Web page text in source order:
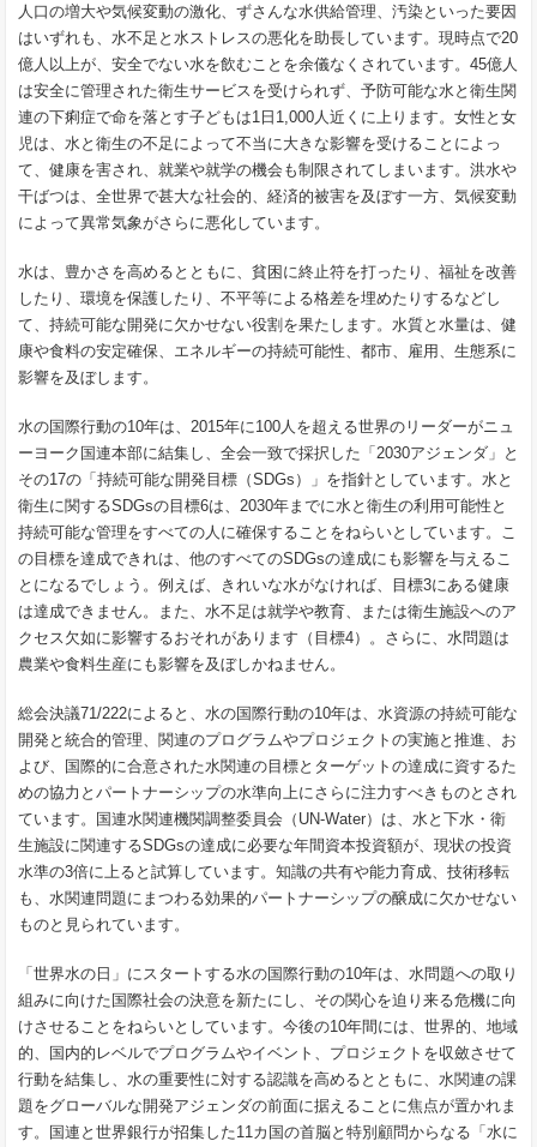
人口の増大や気候変動の激化、ずさんな水供給管理、汚染といった要因
はいずれも、水不足と水ストレスの悪化を助長しています。現時点で20
億人以上が、安全でない水を飲むことを余儀なくされています。45億人
は安全に管理された衛生サービスを受けられず、予防可能な水と衛生関
連の下痢症で命を落とす子どもは1日1,000人近くに上ります。女性と女
児は、水と衛生の不足によって不当に大きな影響を受けることによっ
て、健康を害され、就業や就学の機会も制限されてしまいます。洪水や
干ばつは、全世界で甚大な社会的、経済的被害を及ぼす一方、気候変動
によって異常気象がさらに悪化しています。
水は、豊かさを高めるとともに、貧困に終止符を打ったり、福祉を改善
したり、環境を保護したり、不平等による格差を埋めたりするなどし
て、持続可能な開発に欠かせない役割を果たします。水質と水量は、健
康や食料の安定確保、エネルギーの持続可能性、都市、雇用、生態系に
影響を及ぼします。
水の国際行動の10年は、2015年に100人を超える世界のリーダーがニュ
ーヨーク国連本部に結集し、全会一致で採択した「2030アジェンダ」と
その17の「持続可能な開発目標（SDGs）」を指針としています。水と
衛生に関するSDGsの目標6は、2030年までに水と衛生の利用可能性と
持続可能な管理をすべての人に確保することをねらいとしています。こ
の目標を達成できれは、他のすべてのSDGsの達成にも影響を与えるこ
とになるでしょう。例えば、きれいな水がなければ、目標3にある健康
は達成できません。また、水不足は就学や教育、または衛生施設へのア
クセス欠如に影響するおそれがあります（目標4）。さらに、水問題は
農業や食料生産にも影響を及ぼしかねません。
総会決議71/222によると、水の国際行動の10年は、水資源の持続可能な
開発と統合的管理、関連のプログラムやプロジェクトの実施と推進、お
よび、国際的に合意された水関連の目標とターゲットの達成に資するた
めの協力とパートナーシップの水準向上にさらに注力すべきものとされ
ています。国連水関連機関調整委員会（UN-Water）は、水と下水・衛
生施設に関連するSDGsの達成に必要な年間資本投資額が、現状の投資
水準の3倍に上ると試算しています。知識の共有や能力育成、技術移転
も、水関連問題にまつわる効果的パートナーシップの醸成に欠かせない
ものと見られています。
「世界水の日」にスタートする水の国際行動の10年は、水問題への取り
組みに向けた国際社会の決意を新たにし、その関心を迫り来る危機に向
けさせることをねらいとしています。今後の10年間には、世界的、地域
的、国内的レベルでプログラムやイベント、プロジェクトを収斂させて
行動を結集し、水の重要性に対する認識を高めるとともに、水関連の課
題をグローバルな開発アジェンダの前面に据えることに焦点が置かれま
す。国連と世界銀行が招集した11カ国の首脳と特別顧問からなる「水に